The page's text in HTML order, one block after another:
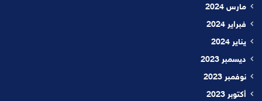
مارس 2024
فبراير 2024
يناير 2024
ديسمبر 2023
نوفمبر 2023
أكتوبر 2023